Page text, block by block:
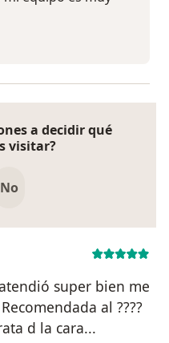
a decidir qué
visitar?
No
super bien me
al ????
d la cara...